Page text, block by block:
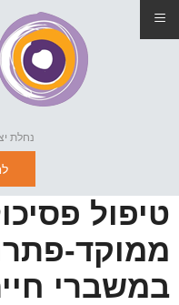
נחלת יצחק
טיפול
במשברי
≡